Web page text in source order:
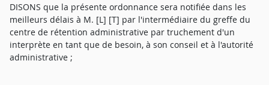
DISONS que la présente ordonnance sera notifiée dans les
meilleurs délais à M. [L] [T] par l'intermédiaire du greffe du
centre de rétention administrative par truchement d'un
interprète en tant que de besoin, à son conseil et à l'autorité
administrative ;